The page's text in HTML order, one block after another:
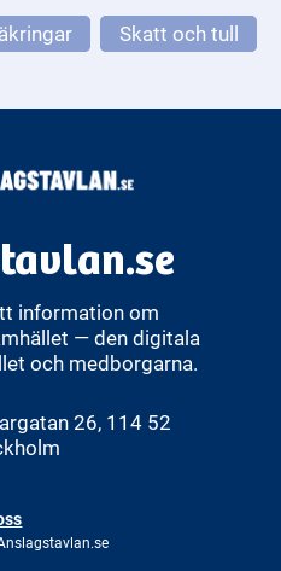
Skatt och tull
information om
— den digitala
och medborgarna.
26, 114 52